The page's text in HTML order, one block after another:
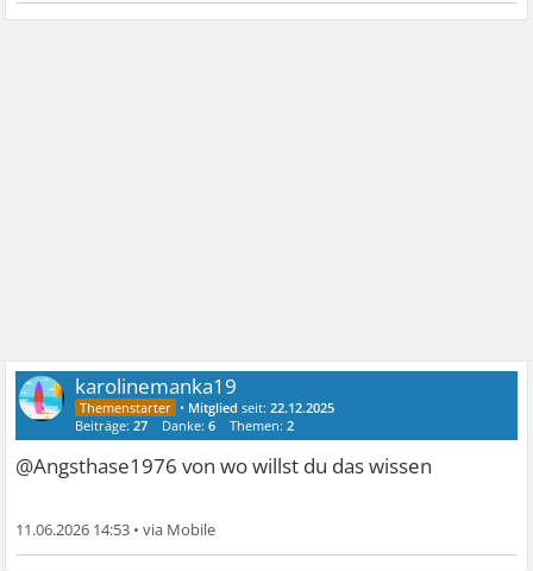
karolinemanka19
• Mitglied seit:22.12.2025
Beiträge:27 Danke:6 Themen:2
@Angsthase1976 von wo willst du das wissen
11.06.2026 14:53 •